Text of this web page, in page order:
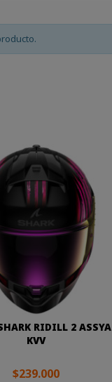
RIDILL 2 ASSYA
KVV
$239.000